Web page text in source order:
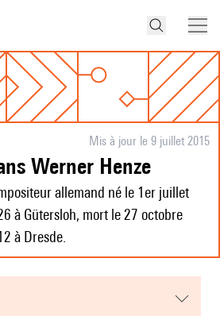
Mis à jour le 9 juillet 2015
Werner Henze
allemand né le 1er juillet
à Gütersloh, mort le 27 octobre
à Dresde.